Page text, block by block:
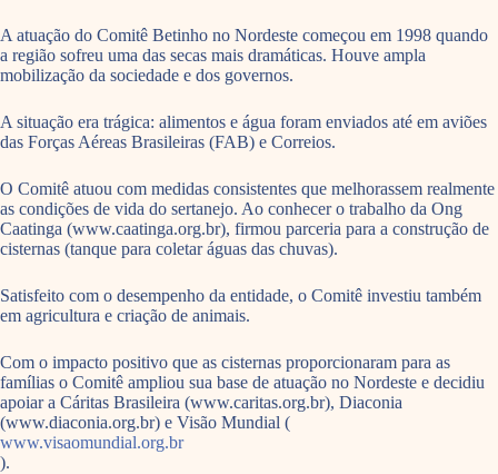
A atuação do Comitê Betinho no Nordeste começou em 1998 quando
a região sofreu uma das secas mais dramáticas. Houve ampla
mobilização da sociedade e dos governos.
A situação era trágica: alimentos e água foram enviados até em aviões
das Forças Aéreas Brasileiras (FAB) e Correios.
O Comitê atuou com medidas consistentes que melhorassem realmente
as condições de vida do sertanejo. Ao conhecer o trabalho da Ong
Caatinga (www.caatinga.org.br), firmou parceria para a construção de
cisternas (tanque para coletar águas das chuvas).
Satisfeito com o desempenho da entidade, o Comitê investiu também
em agricultura e criação de animais.
Com o impacto positivo que as cisternas proporcionaram para as
famílias o Comitê ampliou sua base de atuação no Nordeste e decidiu
apoiar a Cáritas Brasileira (www.caritas.org.br), Diaconia
(www.diaconia.org.br) e Visão Mundial (
www.visaomundial.org.br
).